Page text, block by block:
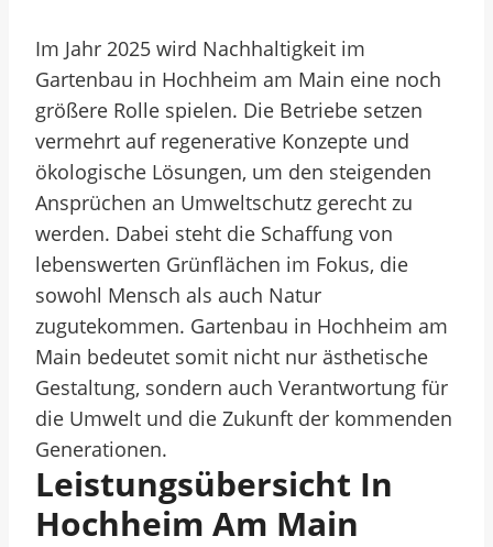
Im Jahr 2025 wird Nachhaltigkeit im
Gartenbau in Hochheim am Main eine noch
größere Rolle spielen. Die Betriebe setzen
vermehrt auf regenerative Konzepte und
ökologische Lösungen, um den steigenden
Ansprüchen an Umweltschutz gerecht zu
werden. Dabei steht die Schaffung von
lebenswerten Grünflächen im Fokus, die
sowohl Mensch als auch Natur
zugutekommen. Gartenbau in Hochheim am
Main bedeutet somit nicht nur ästhetische
Gestaltung, sondern auch Verantwortung für
die Umwelt und die Zukunft der kommenden
Generationen.
Leistungsübersicht In
Hochheim Am Main